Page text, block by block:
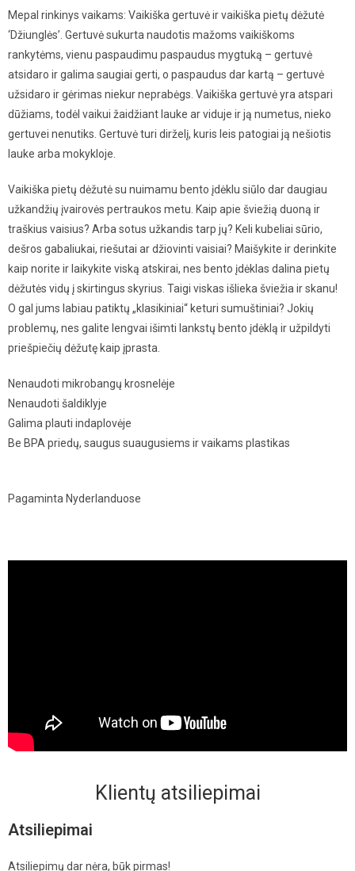
Mepal rinkinys vaikams: Vaikiška gertuvė ir vaikiška pietų dėžutė
‘Džiunglės’. Gertuvė sukurta naudotis mažoms vaikiškoms
rankytėms, vienu paspaudimu paspaudus mygtuką – gertuvė
atsidaro ir galima saugiai gerti, o paspaudus dar kartą – gertuvė
užsidaro ir gėrimas niekur neprabėgs. Vaikiška gertuvė yra atspari
dūžiams, todėl vaikui žaidžiant lauke ar viduje ir ją numetus, nieko
gertuvei nenutiks. Gertuvė turi dirželį, kuris leis patogiai ją nešiotis
lauke arba mokykloje.
Vaikiška pietų dėžutė su nuimamu bento įdėklu siūlo dar daugiau
užkandžių įvairovės pertraukos metu. Kaip apie šviežią duoną ir
traškius vaisius? Arba sotus užkandis tarp jų? Keli kubeliai sūrio,
dešros gabaliukai, riešutai ar džiovinti vaisiai? Maišykite ir derinkite
kaip norite ir laikykite viską atskirai, nes bento įdėklas dalina pietų
dėžutės vidų į skirtingus skyrius. Taigi viskas išlieka šviežia ir skanu!
O gal jums labiau patiktų „klasikiniai“ keturi sumuštiniai? Jokių
problemų, nes galite lengvai išimti lankstų bento įdėklą ir užpildyti
priešpiečių dėžutę kaip įprasta.
Nenaudoti mikrobangų krosnelėje
Nenaudoti šaldiklyje
Galima plauti indaplovėje
Be BPA priedų, saugus suaugusiems ir vaikams plastikas
Pagaminta Nyderlanduose
Klientų atsiliepimai
Atsiliepimai
Atsiliepimų dar nėra, būk pirmas!